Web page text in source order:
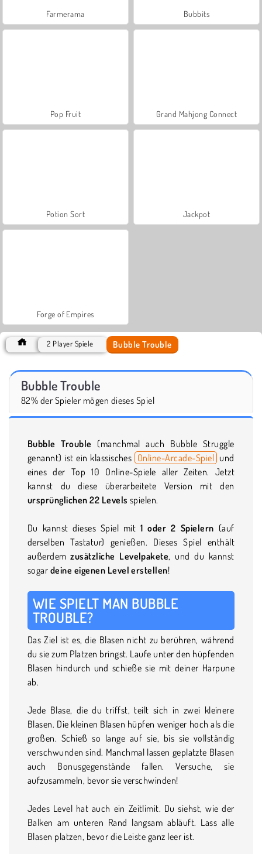
Farmerama Bubbits
Pop Fruit Grand Mahjong Connect
Potion Sort Jackpot
Forge of Empires
2 Player Spiele Bubble Trouble
Bubble Trouble
82% der Spieler mögen dieses Spiel
Bubble Trouble (manchmal auch Bubble Struggle
genannt) ist ein klassisches Online-Arcade-Spiel und
eines der Top 10 Online-Spiele aller Zeiten. Jetzt
kannst du diese überarbeitete Version mit den
ursprünglichen 22 Levels spielen.
Du kannst dieses Spiel mit 1 oder 2 Spielern (auf
derselben Tastatur) genießen. Dieses Spiel enthält
außerdemzusätzliche Levelpakete, und du kannst
sogar deine eigenen Level erstellen!
WIE SPIELT MAN BUBBLE
TROUBLE?
Das Ziel ist es, die Blasen nicht zu berühren, während
du sie zum Platzen bringst. Laufe unter den hüpfenden
Blasen hindurch und schieße sie mit deiner Harpune
ab.
Jede Blase, die du triffst, teilt sich in zwei kleinere
Blasen. Die kleinen Blasen hüpfen weniger hoch als die
großen. Schieß so lange auf sie, bis sie vollständig
verschwunden sind. Manchmal lassen geplatzte Blasen
auch Bonusgegenstände fallen. Versuche, sie
aufzusammeln, bevor sie verschwinden!
Jedes Level hat auch ein Zeitlimit. Du siehst, wie der
Balken am unteren Rand langsam abläuft. Lass alle
Blasen platzen, bevor die Leiste ganz leer ist.